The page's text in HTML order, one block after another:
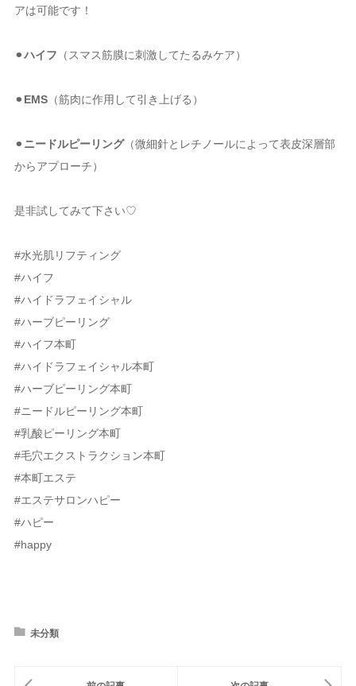
アは可能です！
⚫︎ハイフ （スマス筋膜に刺激してたるみケア）
⚫︎ EMS（筋肉に作用して引き上げる）
⚫︎ ニードルピーリング（微細針とレチノールによって表皮深層部
からアプローチ）
是非試してみて下さい♡
#水光肌リフティング
#ハイフ
#ハイドラフェイシャル
#ハーブピーリング
#ハイフ本町
#ハイドラフェイシャル本町
#ハーブピーリング本町
#ニードルピーリング本町
#乳酸ピーリング本町
#毛穴エクストラクション本町
#本町エステ
#エステサロンハピー
#ハピー
#happy
未分類